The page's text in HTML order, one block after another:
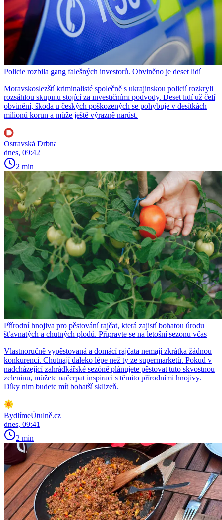
Policie rozbila gang falešných investorů. Obviněno je deset lidí
Moravskoslezští kriminalisté společně s ukrajinskou policií rozkryli
rozsáhlou skupinu stojící za investičními podvody. Deset lidí už čelí
obvinění, škoda u českých poškozených se pohybuje v desítkách
milionů korun a může ještě výrazně narůst.
Ostravská Drbna
dnes, 09:42
2 min
Přírodní hnojiva pro pěstování rajčat, která zajistí bohatou úrodu
šťavnatých a chutných plodů. Připravte se na letošní sezonu včas
Vlastnoručně vypěstovaná a domácí rajčata nemají zkrátka žádnou
konkurenci. Chutnají daleko lépe než ty ze supermarketů. Pokud v
nadcházející zahrádkářské sezóně plánujete pěstovat tuto skvostnou
zeleninu, můžete načerpat inspiraci s těmito přírodními hnojivy.
Díky nim budete mít bohatší sklizeň.
BydlímeÚtulně.cz
dnes, 09:41
2 min